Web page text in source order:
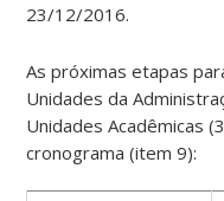
23/12/2016.
As próximas etapas
Unidades da
Unidades Acadêmicas
cronograma (item 9):